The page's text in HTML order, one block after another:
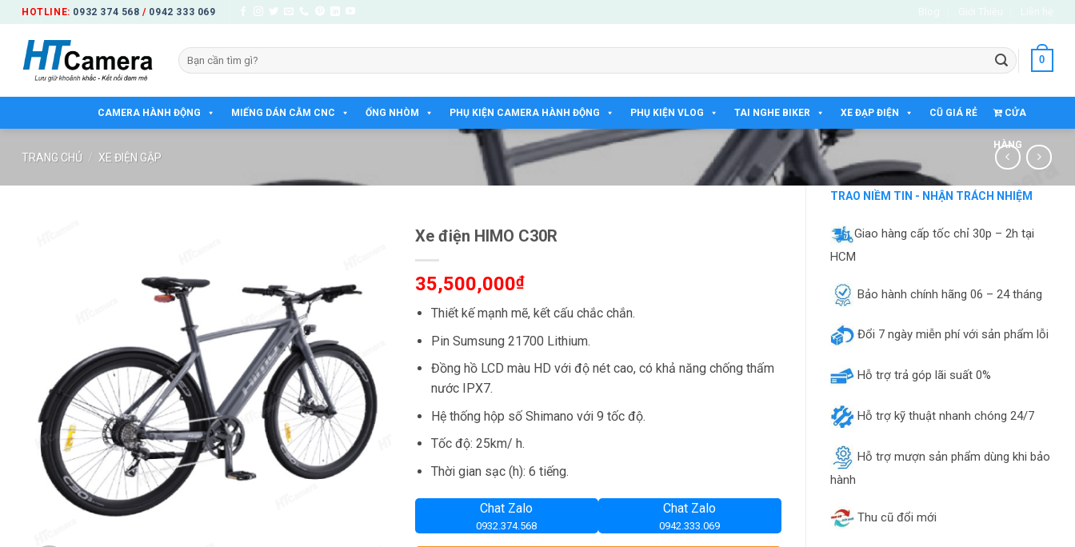
qua
dung
HOTLINE: 0932 374 568 / 0942 333 069
Tìm
kiếm:
0
CAMERA HÀNH ĐỘNG MIẾNG DÁN CẰM CNC ỐNG NHÒM PHỤ KIỆN CAMERA HÀNH ĐỘNG PHỤ KIỆN VLOG TAI NGHE BIKER XE ĐẠP ĐIỆN CŨ GIÁ RẺ CỬA
HÀNG
TRANG CHỦ / XE ĐIỆN GẬP
TRAO NIỀM TIN - NHẬN TRÁCH NHIỆM
Giao hàng cấp tốc chỉ 30p – 2h tại
HCM
Bảo hành chính hãng 06 – 24 tháng
Đổi 7 ngày miễn phí với sản phẩm lỗi
Hỗ trợ trả góp lãi suất 0%
Hỗ trợ kỹ thuật nhanh chóng 24/7
Hỗ trợ mượn sản phẩm dùng khi bảo
hành
Thu cũ đổi mới
Xe điện HIMO C30R
35,500,000₫
Thiết kế mạnh mẽ, kết cấu chắc chắn.
Pin Sumsung 21700 Lithium.
Đồng hồ LCD màu HD với độ nét cao, có khả năng chống thấm
nước IPX7.
Hệ thống hộp số Shimano với 9 tốc độ.
Tốc độ: 25km/ h.
Thời gian sạc (h): 6 tiếng.
Chat Zalo
0932.374.568
Chat Zalo
0942.333.069